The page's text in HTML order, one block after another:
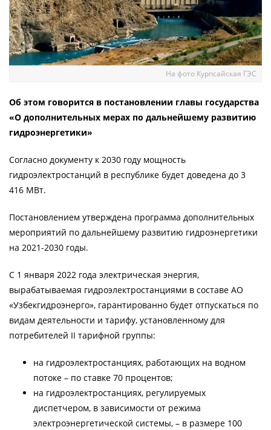
На фото Курпсайская ГЭС
Об этом говорится в постановлении главы государства
«О дополнительных мерах по дальнейшему развитию
гидроэнергетики»
Согласно документу к 2030 году мощность
гидроэлектростанций в республике будет доведена до 3
416 МВт.
Постановлением утверждена программа дополнительных
мероприятий по дальнейшему развитию гидроэнергетики
на 2021-2030 годы.
С 1 января 2022 года электрическая энергия,
вырабатываемая гидроэлектростанциями в составе АО
«Узбекгидроэнерго», гарантированно будет отпускаться по
видам деятельности и тарифу, установленному для
потребителей II тарифной группы:
на гидроэлектростанциях, работающих на водном
потоке – по ставке 70 процентов;
на гидроэлектростанциях, регулируемых
диспетчером, в зависимости от режима
электроэнергетической системы, – в размере 100